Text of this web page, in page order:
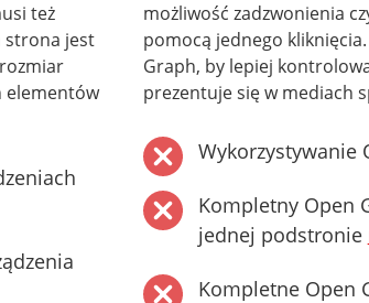
też
strona jest
elementów
możliwość zadzwonienia
pomocą jednego
Graph, by lepiej
prezentuje się w mediach
Wykorzystywanie
Kompletny Open
jednej podstronie
Kompletne Open